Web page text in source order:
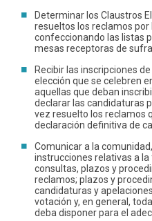
Determinar los Claustros
resueltos los reclamos
confeccionando las listas
mesas receptoras de
Recibir las inscripciones
elección que se celebren
aquellas que deban
declarar las candidaturas
vez resuelto los reclamos
declaración definitiva de
Comunicar a la
instrucciones relativas a
consultas, plazos y
reclamos; plazos y
candidaturas y
votación y, en general,
deba disponer para el